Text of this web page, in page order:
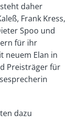
daher
Frank Kress,
Spoo und
für ihr
neuem Elan in
Preisträger für
dazu